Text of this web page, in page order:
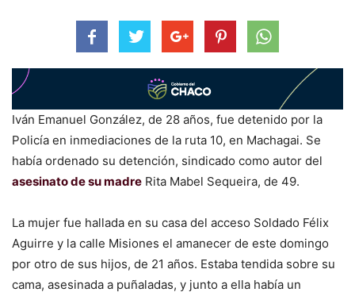
Iván Emanuel González, de 28 años, fue detenido por la
Policía en inmediaciones de la ruta 10, en Machagai. Se
había ordenado su detención, sindicado como autor del
asesinato de su madre Rita Mabel Sequeira, de 49.
La mujer fue hallada en su casa del acceso Soldado Félix
Aguirre y la calle Misiones el amanecer de este domingo
por otro de sus hijos, de 21 años. Estaba tendida sobre su
cama, asesinada a puñaladas, y junto a ella había un